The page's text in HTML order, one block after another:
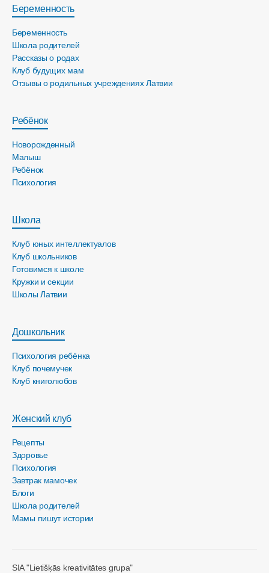
Беременность
Беременность
Школа родителей
Рассказы о родах
Клуб будущих мам
Отзывы о родильных учреждениях Латвии
Ребёнок
Новорожденный
Малыш
Ребёнок
Психология
Школа
Клуб юных интеллектуалов
Клуб школьников
Готовимся к школе
Кружки и секции
Школы Латвии
Дошкольник
Психология ребёнка
Клуб почемучек
Клуб книголюбов
Женский клуб
Рецепты
Здоровье
Психология
Завтрак мамочек
Блоги
Школа родителей
Мамы пишут истории
SIA "Lietišķās kreativitātes grupa"